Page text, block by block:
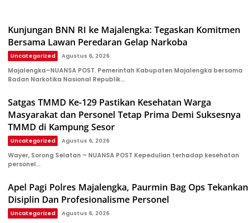
Kunjungan BNN RI ke Majalengka: Tegaskan Komitmen
Bersama Lawan Peredaran Gelap Narkoba
Uncategorized Agustus 6, 2026
Majalengka–NUANSA POST. Pemerintah Kabupaten Majalengka bersama
Badan Narkotika Nasional Republik…
Satgas TMMD Ke-129 Pastikan Kesehatan Warga
Masyarakat dan Personel Tetap Prima Demi Suksesnya
TMMD di Kampung Sesor
Uncategorized Agustus 6, 2026
Wayer, Sorong Selatan – NUANSA POST Kepedulian terhadap kesehatan
personel…
Apel Pagi Polres Majalengka, Paurmin Bag Ops Tekankan
Disiplin Dan Profesionalisme Personel
Uncategorized Agustus 6, 2026